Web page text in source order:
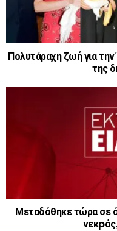
Πολυτάραχη ζωή για την
της
Μεταδόθηκε τώρα σε